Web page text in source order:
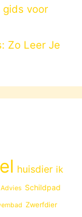
gids voor
Zo Leer Je
huisdier ik
Schildpad
Zwerfdier